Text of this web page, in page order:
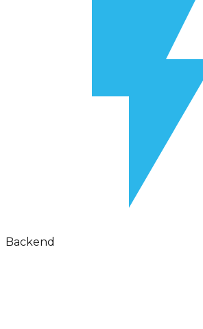
Backend